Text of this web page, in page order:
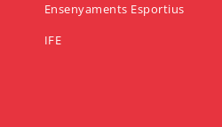
Ensenyaments Esportius
IFE